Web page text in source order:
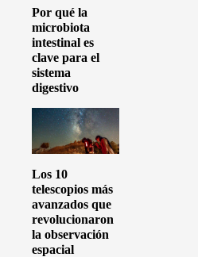
Por qué la
microbiota
intestinal es
clave para el
sistema
digestivo
Los 10
telescopios más
avanzados que
revolucionaron
la observación
espacial